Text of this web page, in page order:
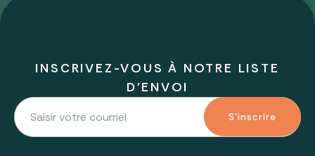
INSCRIVEZ-VOUS À NOTRE LISTE
D'ENVOI
S'inscrire